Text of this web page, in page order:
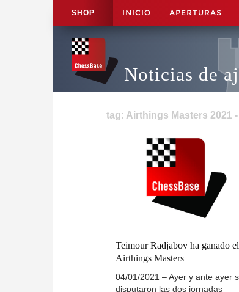
SHOP INICIO APERTURAS
Noticias de
tag: Airthings Masters 2021
Teimour Radjabov ha ganado el
Airthings Masters
04/01/2021 – Ayer y ante ayer
disputaron las dos jornadas